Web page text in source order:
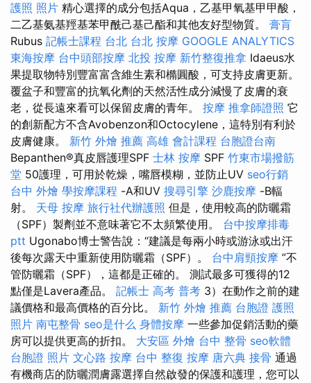
護照 照片 精心選擇的成分包括Aqua，乙基甲氧基甲甲酸，
二乙基氨基羥基苯甲酰己基己酯和其他友好型物質。 膏肓
Rubus 記帳士課程 台北 台北 按摩 GOOGLE ANALYTICS
東海按摩 台中頭部按摩 北投 按摩 新竹整復推拿 Idaeus水
果提取物特別豐富富含維生素和橢圓酸，可支持皮膚更新。
覆盆子和豐富的抗氧化劑的天然活性成分減慢了皮膚的衰
老，從長遠來看可以保留皮膚的青年。 按摩 推拿師證照 它
的創新配方不含Avobenzon和Octocylene，這特別有利於
皮膚健康。 新竹 外燴 推薦 高雄 會計課程 台胞證台南
Bepanthen®真皮唇護理SPF 士林 按摩 SPF 竹東市場撥筋
堂 50護理，可用於乾燥，嘴唇模糊，並防止UV seo行銷
台中 外燴 學按摩課程 -A和UV 搜尋引擎 沙鹿按摩 -B輻
射。 天母 按摩 旅行社代辦護照 但是，使用較高的防曬霜
（SPF）製劑並不意味著它不太頻繁使用。 台中按摩排毒
ptt Ugonabo博士警告說：“建議是每兩小時或游泳或出汗
後每次露天中重新使用防曬霜（SPF）。 台中肩頸按摩 ”不
管防曬霜（SPF），這都是正確的。 測試最多可獲得的12
點僅是Lavera產品。 記帳士 高考 普考 3）在動作之前的建
議價格和最高價格的百分比。 新竹 外燴 推薦 台胞證 護照
照片 南屯整骨 seo是什么 身體按摩 一些參加促銷活動的藥
房可以提供更高的折扣。 大安區 外燴 台中 整骨 seo軟體
台胞證 照片 文心路 按摩 台中 整復 按摩 唐六典 接骨 通過
有機商店的防曬潤膚露選擇自然啟發的保護和護理，您可以